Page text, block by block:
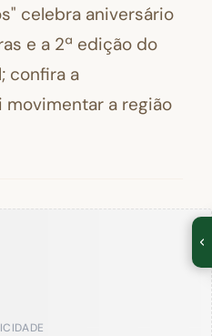
celebra aniversário
e a 2ª edição do
confira a
movimentar a região